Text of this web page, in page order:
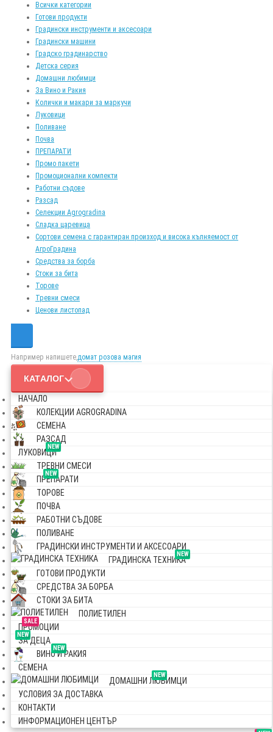
Всички категории
Готови продукти
Градински инструменти и аксесоари
Градински машини
Градско градинарство
Детска серия
Домашни любимци
За Вино и Ракия
Колички и макари за маркучи
Луковици
Поливане
Почва
ПРЕПАРАТИ
Промо пакети
Промоционални компекти
Работни съдове
Разсад
Селекции Agrogradina
Сладка царевица
Сортови семена с гарантиран произход и висока кълняемост от
АгроГрадина
Средства за борба
Стоки за бита
Торове
Тревни смеси
Ценови листопад
Например напишете,домат розова магия
КАТАЛОГ
НАЧАЛО
КОЛЕКЦИИ AGROGRADINA
СЕМЕНА
РАЗСАД
NEW
ЛУКОВИЦИ
ТРЕВНИ СМЕСИ
NEW
ПРЕПАРАТИ
ТОРОВЕ
ПОЧВА
РАБОТНИ СЪДОВЕ
ПОЛИВАНЕ
ГРАДИНСКИ ИНСТРУМЕНТИ И АКСЕСОАРИ
NEW
ГРАДИНСКА ТЕХНИКА
ГОТОВИ ПРОДУКТИ
СРЕДСТВА ЗА БОРБА
СТОКИ ЗА БИТА
ПОЛИЕТИЛЕН
SALE
ПРОМОЦИИ
NEW
ЗА ДЕЦА
NEW
ВИНО И РАКИЯ
СЕМЕНА
NEW
ДОМАШНИ ЛЮБИМЦИ
УСЛОВИЯ ЗА ДОСТАВКА
КОНТАКТИ
ИНФОРМАЦИОНЕН ЦЕНТЪР